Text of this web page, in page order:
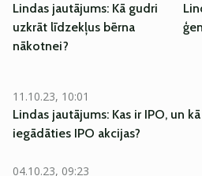
Lindas jautājums: Kā gudri
uzkrāt līdzekļus bērna
nākotnei?
11.10.23, 10:01
Lindas jautājums: Kas ir IPO, un kā
iegādāties IPO akcijas?
04.10.23, 09:23